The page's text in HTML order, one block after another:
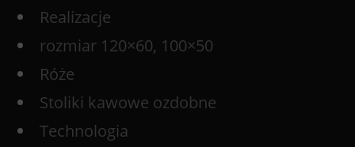
Realizacje
rozmiar 120×60, 100×50
Róże
Stoliki kawowe ozdobne
Technologia